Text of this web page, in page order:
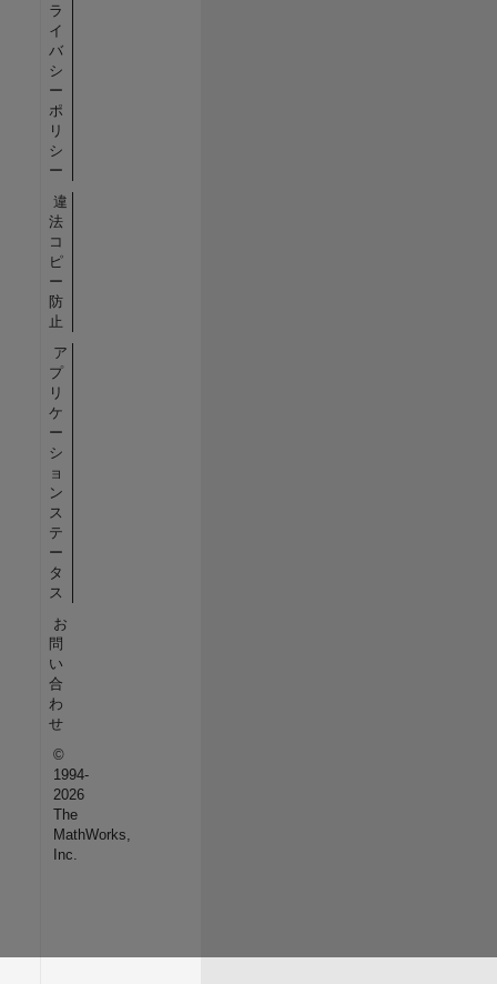
ラ
イ
バ
シ
ー
ポ
リ
シ
ー
違
法
コ
ピ
ー
防
止
ア
プ
リ
ケ
ー
シ
ョ
ン
ス
テ
ー
タ
ス
お
問
い
合
わ
せ
©
1994-
2026
The
MathWorks,
Inc.